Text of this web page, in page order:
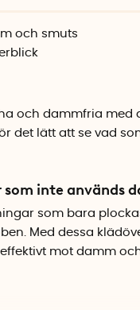
och smuts
och dammfria med
det lätt att se vad
inte används
som bara
Med dessa
mot damm